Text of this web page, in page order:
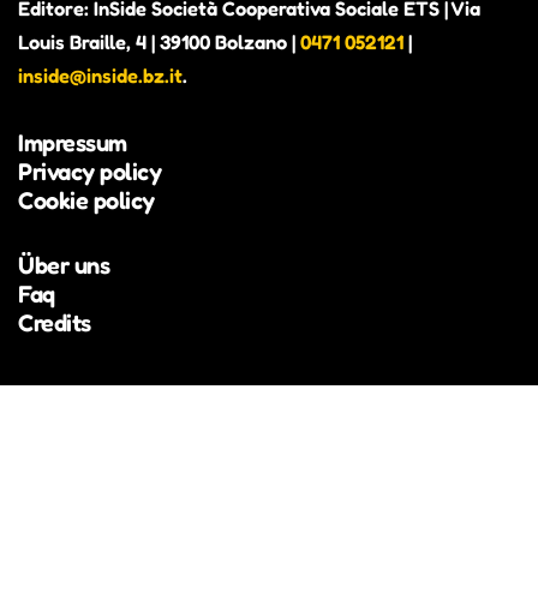
Alexander Richter, in arte Alex the Judge, è attivo
dal 2018 nella scena musicale altoatesina (Beyond
come una voce originale della scena locale.
Editore: InSide Società Cooperativa Sociale ETS | Via
Louis Braille, 4 | 39100 Bolzano | 0471 052121 |
inside@inside.bz.it.
Impressum
Privacy policy
Cookie policy
Über uns
Faq
Credits